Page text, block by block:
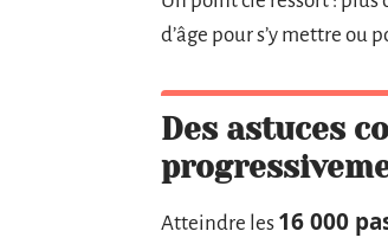
d’âge pour s’y mettre ou
Des astuces
Atteindre les 16 000